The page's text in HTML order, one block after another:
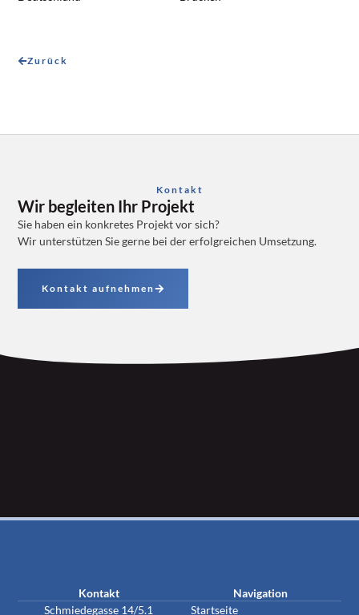
Zurück
Kontakt
Wir begleiten Ihr Projekt
Sie haben ein konkretes Projekt vor sich?
Wir unterstützen Sie gerne bei der erfolgreichen Umsetzung.
Kontakt aufnehmen
Kontakt
Schmiedegasse 14/5.1
Navigation
Startseite